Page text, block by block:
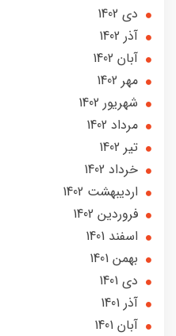
دی 1402
آذر 1402
آبان 1402
مهر 1402
شهریور 1402
مرداد 1402
تير 1402
خرداد 1402
ارديبهشت 1402
فروردین 1402
اسفند 1401
بهمن 1401
دی 1401
آذر 1401
آبان 1401